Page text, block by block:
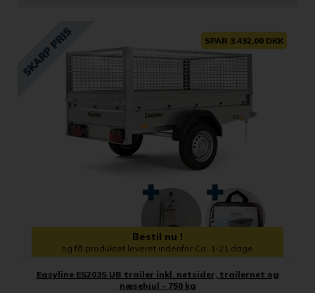
SPAR 3.432,00 DKK
Bestil nu !
og få produktet leveret indenfor Ca. 1-21 dage
Easyline ES203S UB trailer inkl. netsider, trailernet og
næsehjul - 750 kg